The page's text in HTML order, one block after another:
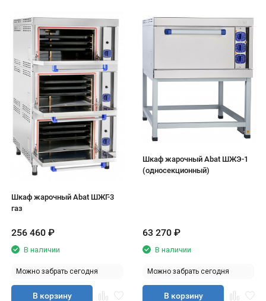
Шкаф жарочный Abat ШЖГ-3
газ
256 460 ₽
В наличии
Можно забрать сегодня
В корзину
Шкаф жарочный Abat ШЖЭ-1
(односекционный)
63 270 ₽
В наличии
Можно забрать сегодня
В корзину